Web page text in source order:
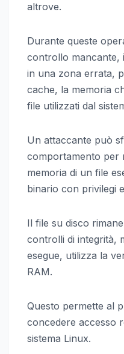
altrove.
Durante queste
controllo mancante,
in una zona errata,
cache, la memoria
file utilizzati dal
Un attaccante può
comportamento per
memoria di un file
binario con privilegi
Il file su disco
controlli di integrità,
esegue, utilizza la
RAM.
Questo permette al
concedere accesso
sistema Linux.